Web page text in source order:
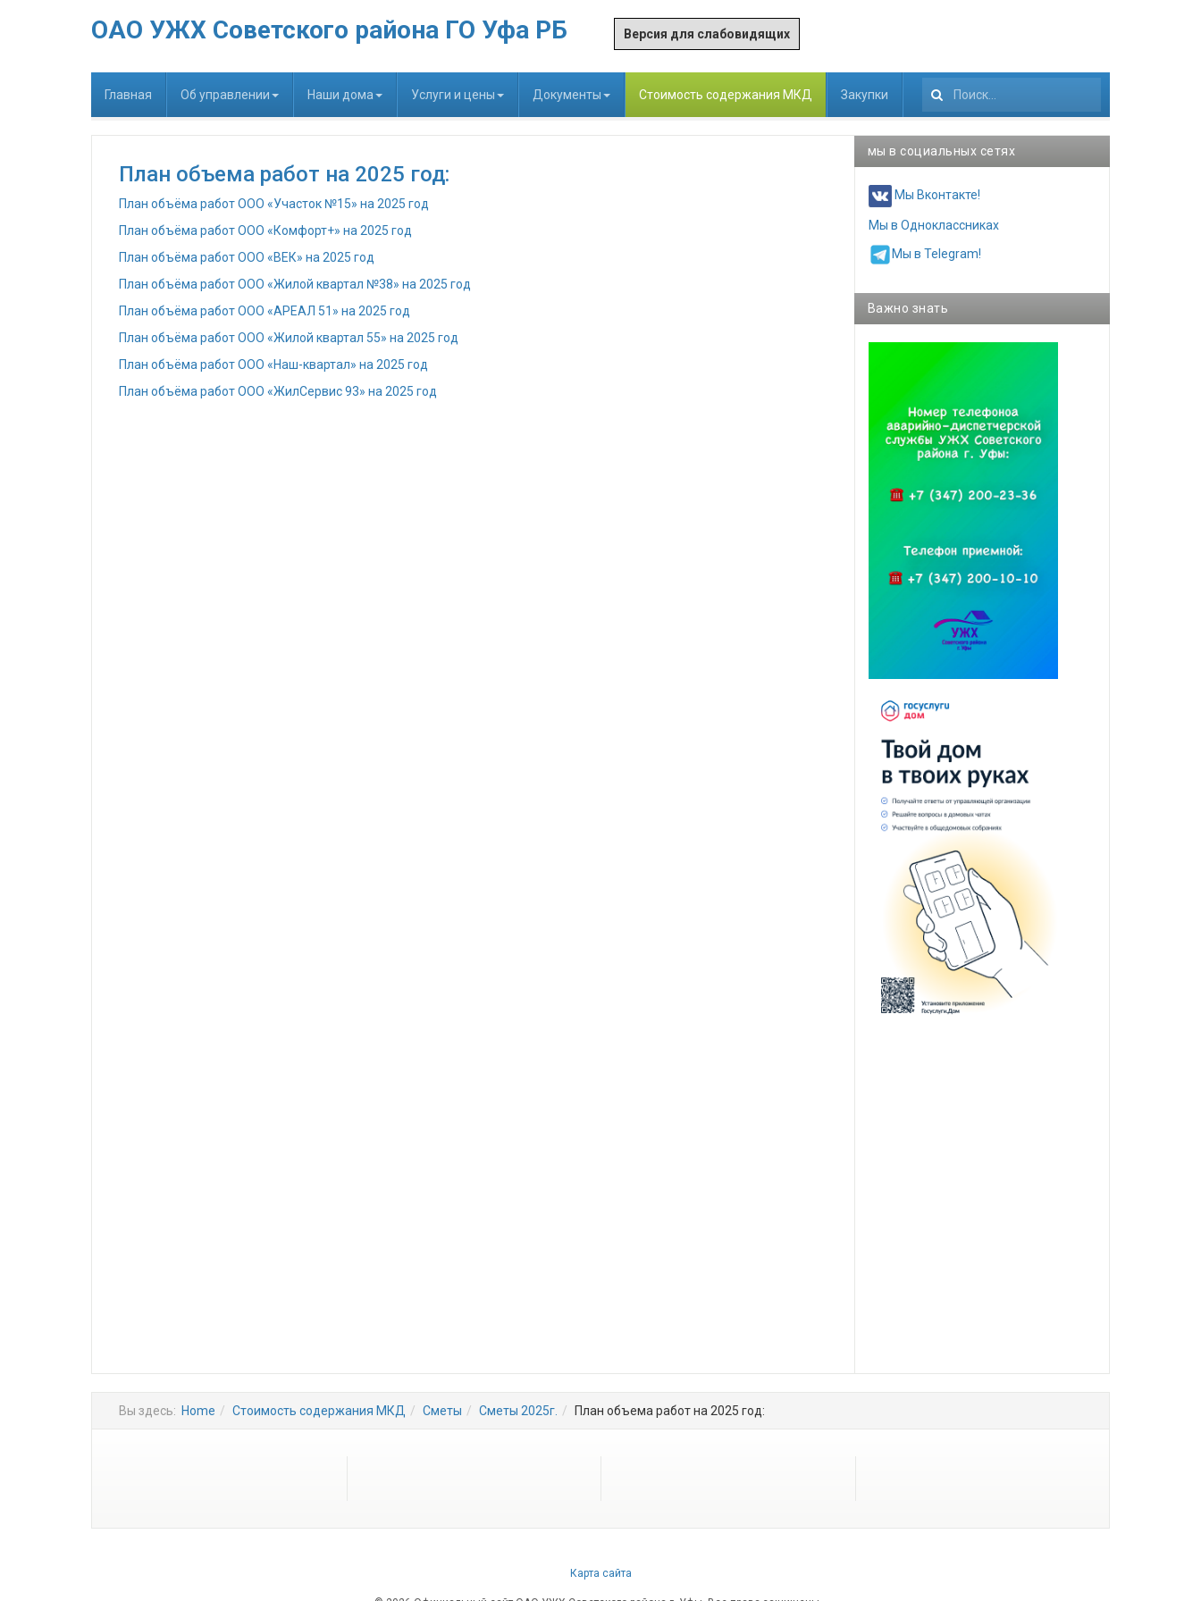
ОАО УЖХ Советского района ГО Уфа РБ Версия для слабовидящих
Главная Об управлении Наши дома Услуги и цены Документы Стоимость содержания МКД Закупки Искать...
План объема работ на 2025 год:
План объёма работ ООО «Участок №15» на 2025 год
План объёма работ ООО «Комфорт+» на 2025 год
План объёма работ ООО «ВЕК» на 2025 год
План объёма работ ООО «Жилой квартал №38» на 2025 год
План объёма работ ООО «АРЕАЛ 51» на 2025 год
План объёма работ ООО «Жилой квартал 55» на 2025 год
План объёма работ ООО «Наш-квартал» на 2025 год
План объёма работ ООО «ЖилСервис 93» на 2025 год
мы в социальных сетях
Мы Вконтакте!
Мы в Одноклассниках
Мы в Telegram!
Важно знать
Вы здесь: Home Стоимость содержания МКД Сметы Сметы 2025г. План объема работ на 2025 год:
Карта сайта